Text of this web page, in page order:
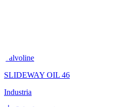
Valvoline
SLIDEWAY OIL 46
Industria